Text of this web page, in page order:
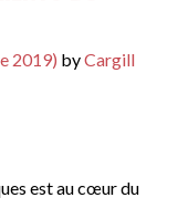
2019) byCargill
est au cœur du